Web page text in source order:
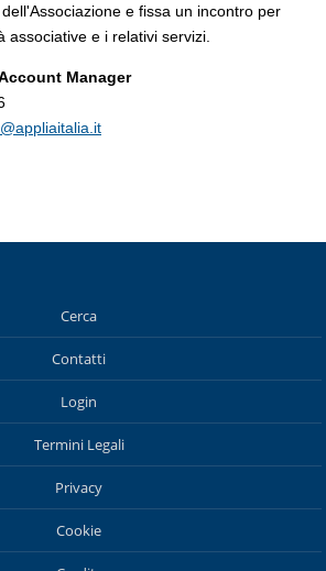
e fissa un incontro per
associative e i relativi servizi.
Manager
Cerca
Contatti
Login
Termini Legali
Privacy
Cookie